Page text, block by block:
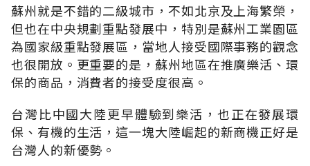
蘇州就是不錯的二級城市，不如北京及上海繁榮，
但也在中央規劃重點發展中，特別是蘇州工業園區
為國家級重點發展區，當地人接受國際事務的觀念
也很開放。更重要的是，蘇州地區在推廣樂活、環
保的商品，消費者的接受度很高。
台灣比中國大陸更早體驗到樂活，也正在發展環
保、有機的生活，這一塊大陸崛起的新商機正好是
台灣人的新優勢。